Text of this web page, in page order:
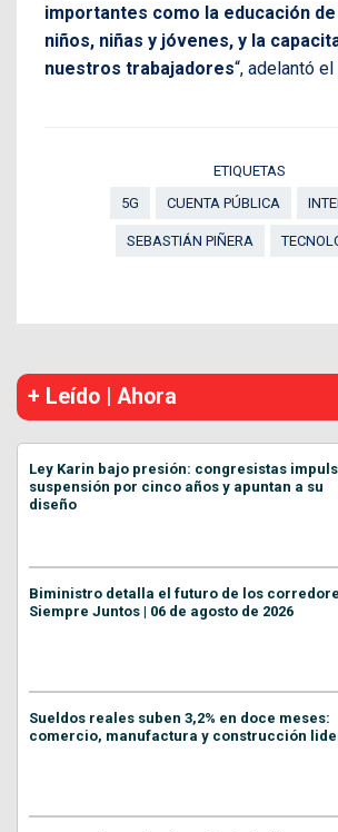
importantes como la educación
niños, niñas y jóvenes, y la
nuestros trabajadores“, adelantó
ETIQUETAS
5G
CUENTA PÚBLICA
SEBASTIÁN PIÑERA
+ Leído | Ahora
Ley Karin bajo presión: congresistas
suspensión por cinco años y apuntan a su
diseño
Biministro detalla el futuro de los
Siempre Juntos | 06 de agosto de 2026
Sueldos reales suben 3,2% en doce meses:
comercio, manufactura y construcción